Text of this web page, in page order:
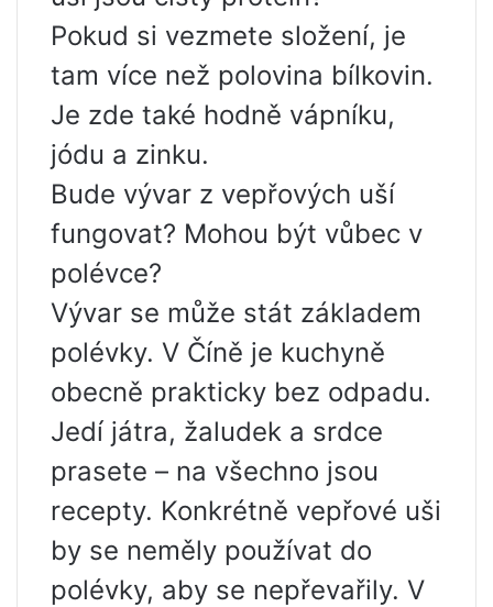
Pokud si vezmete složení, je
tam více než polovina bílkovin.
Je zde také hodně vápníku,
jódu a zinku.
Bude vývar z vepřových uší
fungovat? Mohou být vůbec v
polévce?
Vývar se může stát základem
polévky. V Číně je kuchyně
obecně prakticky bez odpadu.
Jedí játra, žaludek a srdce
prasete – na všechno jsou
recepty. Konkrétně vepřové uši
by se neměly používat do
polévky, aby se nepřevařily. V